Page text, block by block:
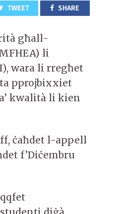
TWEET SHARE
għall-
li
wara li rregħet
pprojbixxiet
kwalità li kien
ċaħdet l-appell
f’Diċembru